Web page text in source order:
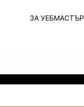
ЗА УЕБМАСТЪР